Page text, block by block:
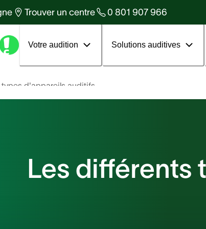
Trouver un centre 0 801 907 966
Votre audition Solutions auditives
à votre
vous
types d'appareils auditifs
Les différents